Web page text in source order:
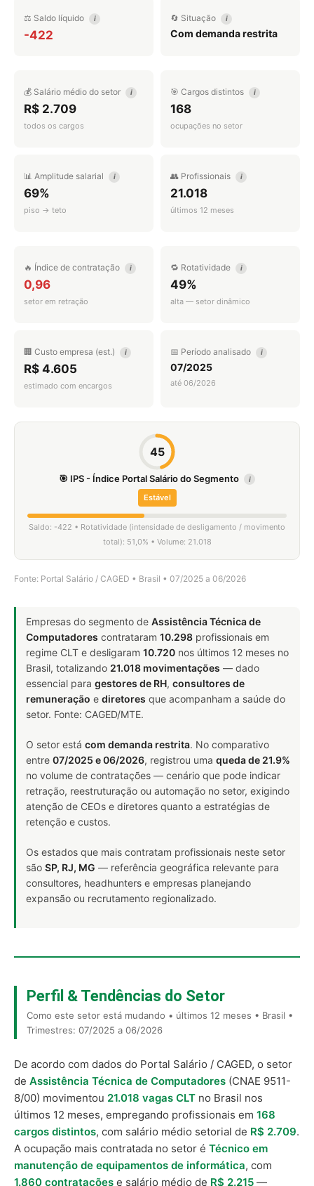
⚖️ Saldo líquido i
-422
🔄 Situação i
Com demanda restrita
💰 Salário médio do setor i
R$ 2.709
todos os cargos
🎯 Cargos distintos i
168
ocupações no setor
📊 Amplitude salarial i
69%
piso → teto
👥 Profissionais i
21.018
últimos 12 meses
🔥 Índice de contratação i
0,96
setor em retração
🔁 Rotatividade i
49%
alta — setor dinâmico
🏢 Custo empresa (est.) i
R$ 4.605
estimado com encargos
📅 Período analisado i
07/2025
até 06/2026
45
🎯 IPS - Índice Portal Salário do Segmento i
Estável
Saldo: -422 • Rotatividade (intensidade de desligamento / movimento
total): 51,0% • Volume: 21.018
Fonte: Portal Salário / CAGED • Brasil • 07/2025 a 06/2026
Empresas do segmento de Assistência Técnica de
Computadores contrataram 10.298 profissionais em
regime CLT e desligaram 10.720 nos últimos 12 meses no
Brasil, totalizando 21.018 movimentações — dado
essencial para gestores de RH, consultores de
remuneração e diretores que acompanham a saúde do
setor. Fonte: CAGED/MTE.
O setor está com demanda restrita. No comparativo
entre 07/2025 e 06/2026, registrou uma queda de 21.9%
no volume de contratações — cenário que pode indicar
retração, reestruturação ou automação no setor, exigindo
atenção de CEOs e diretores quanto a estratégias de
retenção e custos.
Os estados que mais contratam profissionais neste setor
são SP, RJ, MG — referência geográfica relevante para
consultores, headhunters e empresas planejando
expansão ou recrutamento regionalizado.
Perfil & Tendências do Setor
Como este setor está mudando • últimos 12 meses • Brasil •
Trimestres: 07/2025 a 06/2026
De acordo com dados do Portal Salário / CAGED, o setor
de Assistência Técnica de Computadores (CNAE 9511-
8/00) movimentou 21.018 vagas CLT no Brasil nos
últimos 12 meses, empregando profissionais em 168
cargos distintos, com salário médio setorial de R$ 2.709.
A ocupação mais contratada no setor é Técnico em
manutenção de equipamentos de informática, com
1.860 contratações e salário médio de R$ 2.215 —